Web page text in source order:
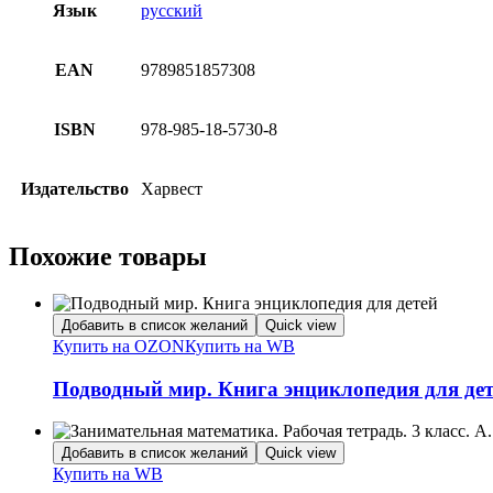
Язык русский
EAN 9789851857308
ISBN 978-985-18-5730-8
Издательство Харвест
Похожие товары
Добавить в список желаний Quick view
Купить на OZONКупить на WB
Подводный мир. Книга энциклопедия для
Добавить в список желаний Quick view
Купить на WB